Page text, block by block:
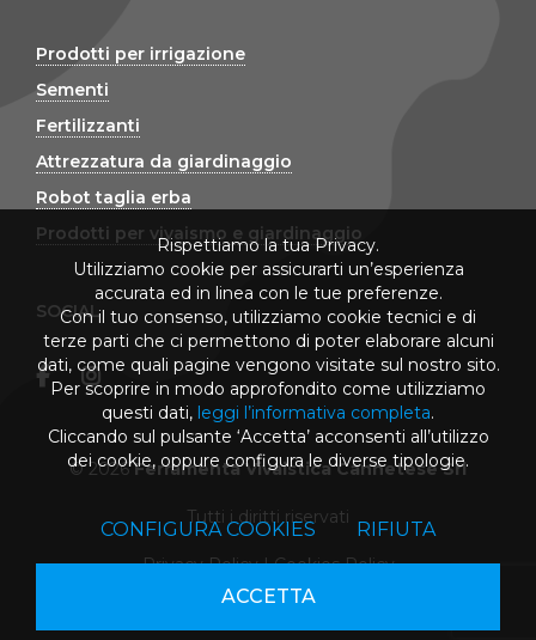
Prodotti per irrigazione
Sementi
Fertilizzanti
Attrezzatura da giardinaggio
Robot taglia erba
Prodotti per vivaismo e giardinaggio
SOCIAL
© 2026Ferramenta Vivaistica Cannetese Srl
Tutti i diritti riservati
Privacy Policy|Cookies Policy
Rispettiamo la tua Privacy.
Utilizziamo cookie per assicurarti un’esperienza
accurata ed in linea con le tue preferenze.
Con il tuo consenso, utilizziamo cookie tecnici e di
terze parti che ci permettono di poter elaborare alcuni
dati, come quali pagine vengono visitate sul nostro sito.
Per scoprire in modo approfondito come utilizziamo
questi dati, leggi l’informativa completa.
Cliccando sul pulsante ‘Accetta’ acconsenti all’utilizzo
dei cookie, oppure configura le diverse tipologie.
CONFIGURA COOKIES RIFIUTA
ACCETTA